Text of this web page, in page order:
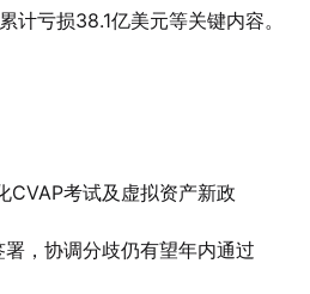
计亏损38.1亿美元等关键内容。
CVAP考试及虚拟资产新政
署，协调分歧仍有望年内通过